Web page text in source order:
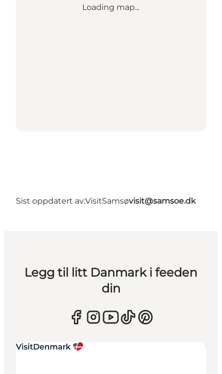
Loading map...
Sist oppdatert av:VisitSamsøvisit@samsoe.dk
Legg til litt Danmark i feeden
din